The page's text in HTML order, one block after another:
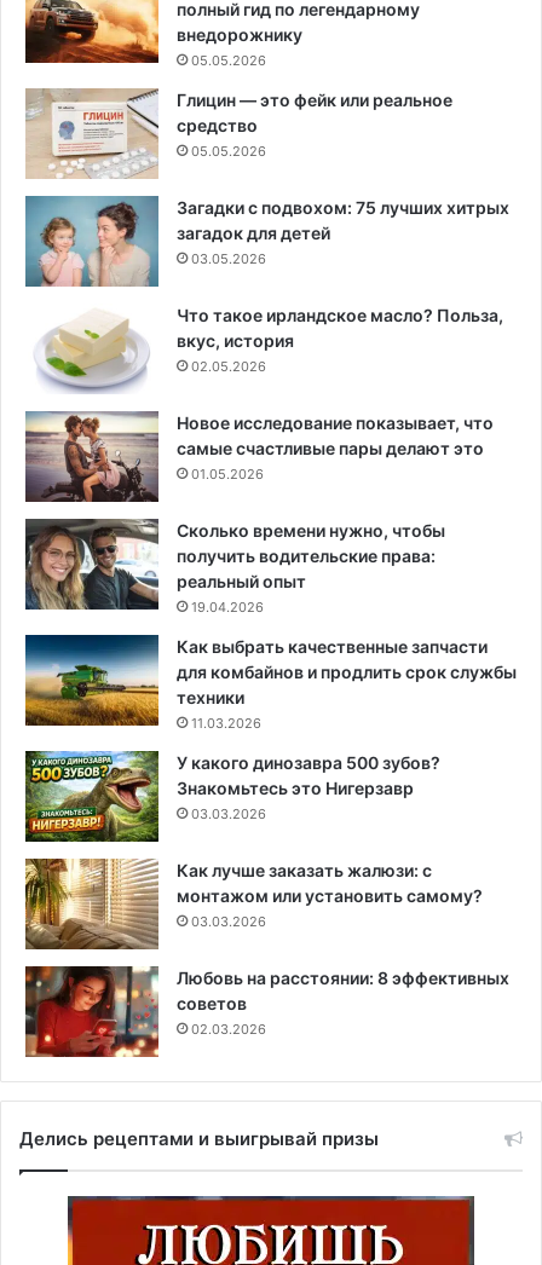
полный гид по легендарному
внедорожнику
05.05.2026
Глицин — это фейк или реальное
средство
05.05.2026
Загадки с подвохом: 75 лучших хитрых
загадок для детей
03.05.2026
Что такое ирландское масло? Польза,
вкус, история
02.05.2026
Новое исследование показывает, что
самые счастливые пары делают это
01.05.2026
Сколько времени нужно, чтобы
получить водительские права:
реальный опыт
19.04.2026
Как выбрать качественные запчасти
для комбайнов и продлить срок службы
техники
11.03.2026
У какого динозавра 500 зубов?
Знакомьтесь это Нигерзавр
03.03.2026
Как лучше заказать жалюзи: с
монтажом или установить самому?
03.03.2026
Любовь на расстоянии: 8 эффективных
советов
02.03.2026
Делись рецептами и выигрывай призы